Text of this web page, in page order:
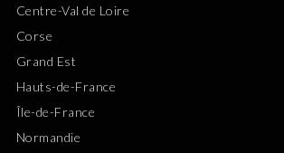
Centre-Val de Loire
Corse
Grand Est
Hauts-de-France
Île-de-France
Normandie